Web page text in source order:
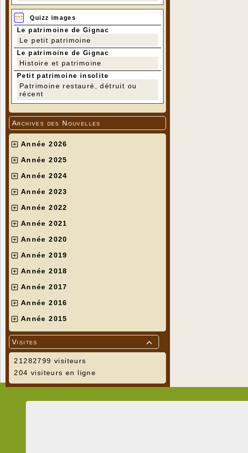
Quizz images
Le patrimoine de Gignac
Le petit patrimoine
Le patrimoine de Gignac
Histoire et patrimoine
Petit patrimoine insolite
Patrimoine restauré, détruit ou
récent
Archives des Nouvelles
Année 2026
Année 2025
Année 2024
Année 2023
Année 2022
Année 2021
Année 2020
Année 2019
Année 2018
Année 2017
Année 2016
Année 2015

Visites
21282799 visiteurs
204 visiteurs en ligne